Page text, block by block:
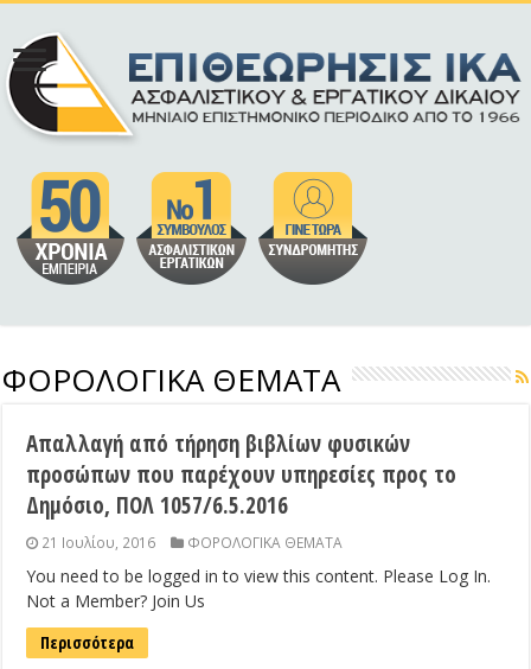
ΦΟΡΟΛΟΓΙΚΑ ΘΕΜΑΤΑ
Απαλλαγή από τήρηση βιβλίων φυσικών
προσώπων που παρέχουν υπηρεσίες προς το
Δημόσιο, ΠΟΛ 1057/6.5.2016
21 Ιουλίου, 2016 ΦΟΡΟΛΟΓΙΚΑ ΘΕΜΑΤΑ
You need to be logged in to view this content. Please Log In.
Not a Member? Join Us
Περισσότερα